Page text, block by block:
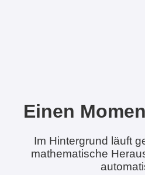
Einen
Im Hintergrund läuft
mathematische